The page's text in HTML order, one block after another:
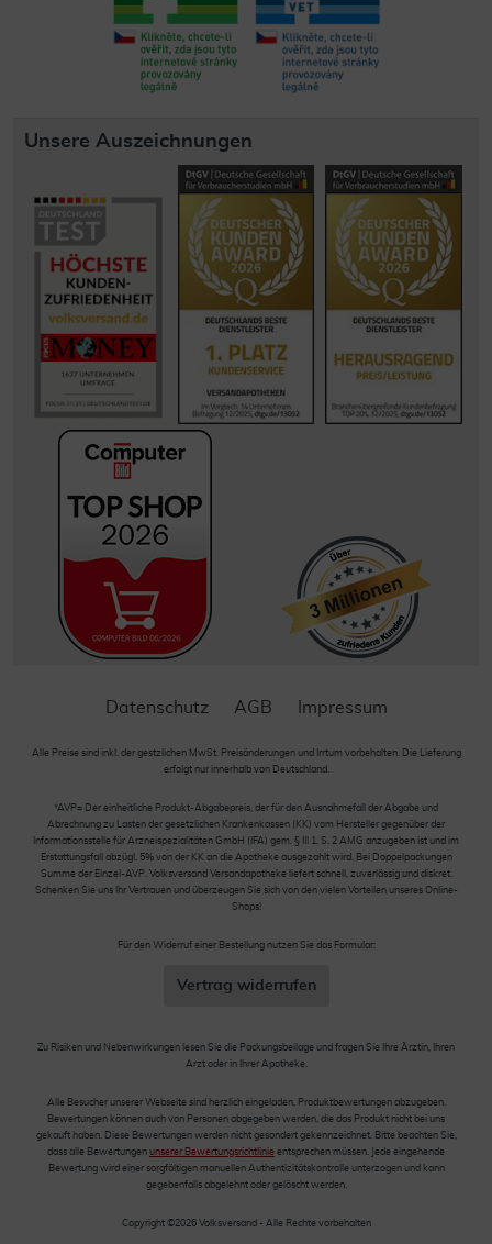
Unsere Auszeichnungen
Datenschutz AGB Impressum
Alle Preise sind inkl. der gestzlichen MwSt. Preisänderungen und Irrtum vorbehalten. Die Lieferung
erfolgt nur innerhalb von Deutschland.
*AVP= Der einheitliche Produkt-Abgabepreis, der für den Ausnahmefall der Abgabe und
Abrechnung zu Lasten der gesetzlichen Krankenkassen (KK) vom Hersteller gegenüber der
Informationsstelle für Arzneispezialitäten GmbH (IFA) gem. § III 1, S. 2 AMG anzugeben ist und im
Erstattungsfall abzügl. 5% von der KK an die Apotheke ausgezahlt wird. Bei Doppelpackungen
Summe der Einzel-AVP. Volksversand Versandapotheke liefert schnell, zuverlässig und diskret.
Schenken Sie uns Ihr Vertrauen und überzeugen Sie sich von den vielen Vorteilen unseres Online-
Shops!
Für den Widerruf einer Bestellung nutzen Sie das Formular:
Vertrag widerrufen
Zu Risiken und Nebenwirkungen lesen Sie die Packungsbeilage und fragen Sie Ihre Ärztin, Ihren
Arzt oder in Ihrer Apotheke.
Alle Besucher unserer Webseite sind herzlich eingeladen, Produktbewertungen abzugeben.
Bewertungen können auch von Personen abgegeben werden, die das Produkt nicht bei uns
gekauft haben. Diese Bewertungen werden nicht gesondert gekennzeichnet. Bitte beachten Sie,
dass alle Bewertungen unserer Bewertungsrichtlinie entsprechen müssen. Jede eingehende
Bewertung wird einer sorgfältigen manuellen Authentizitätskontrolle unterzogen und kann
gegebenfalls abgelehnt oder gelöscht werden.
Copyright ©2026 Volksversand - Alle Rechte vorbehalten